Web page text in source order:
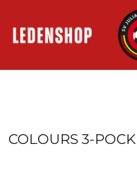
COLOURS 3-
REGISTREER